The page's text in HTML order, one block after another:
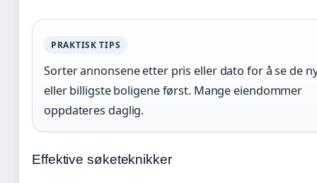
PRAKTISK TIPS
Sorter annonsene etter pris eller dato for å se de
eller billigste boligene først. Mange eiendommer
oppdateres daglig.
Effektive søketeknikker